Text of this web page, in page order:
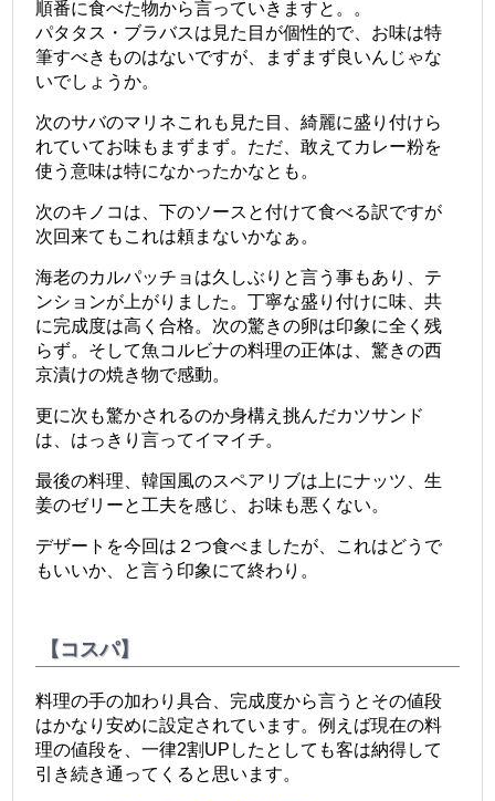
順番に食べた物から言っていきますと。。
パタタス・ブラバスは見た目が個性的で、お味は特
筆すべきものはないですが、まずまず良いんじゃな
いでしょうか。
次のサバのマリネこれも見た目、綺麗に盛り付けら
れていてお味もまずまず。ただ、敢えて カレー粉を
使う意味は特になかったかなとも。
次のキノコは、下のソースと付けて食べる訳ですが
次回来てもこれは頼まないかなぁ。
海老のカルパッチョは久しぶりと言う事もあり、テ
ンションが上がりました。丁寧な盛り付けに味、共
に完成度は高く合格。次の驚きの卵は印象に全く残
らず。そして魚コルビナの料理の正体は、驚きの西
京漬けの焼き物で感動。
更に次も驚かされるのか身構え挑んだカツサンド
は、はっきり言ってイマイチ。
最後の料理、韓国風のスペアリブは上にナッツ、生
姜のゼリーと工夫を感じ、お味も悪くない。
デザートを今回は ２つ食べましたが、これはどうで
もいいか、と言う印象にて終わり 。
【コスパ】
料理の手の加わり具合、完成度から言うとその値段
はかなり安めに設定されています。例えば現在の料
理の値段を、一律2割UPしたとしても客は納得して
引き続き通ってくると思います。